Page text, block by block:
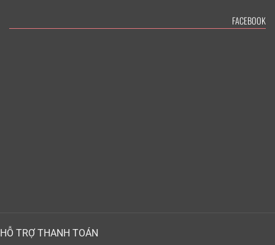
FACEBOOK
HỖ TRỢ THANH TOÁN